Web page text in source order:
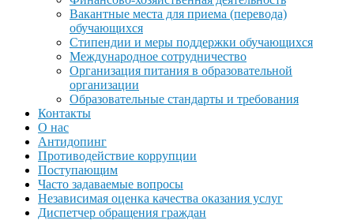
Вакантные места для приема (перевода)
обучающихся
Стипендии и меры поддержки обучающихся
Международное сотрудничество
Организация питания в образовательной
организации
Образовательные стандарты и требования
Контакты
О нас
Антидопинг
Противодействие коррупции
Поступающим
Часто задаваемые вопросы
Независимая оценка качества оказания услуг
Диспетчер обращения граждан